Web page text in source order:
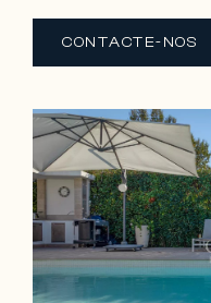
CONTACTE-NOS